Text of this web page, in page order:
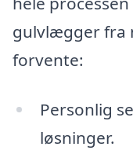
gulvlægger fra
forvente:
Personlig
løsninger.